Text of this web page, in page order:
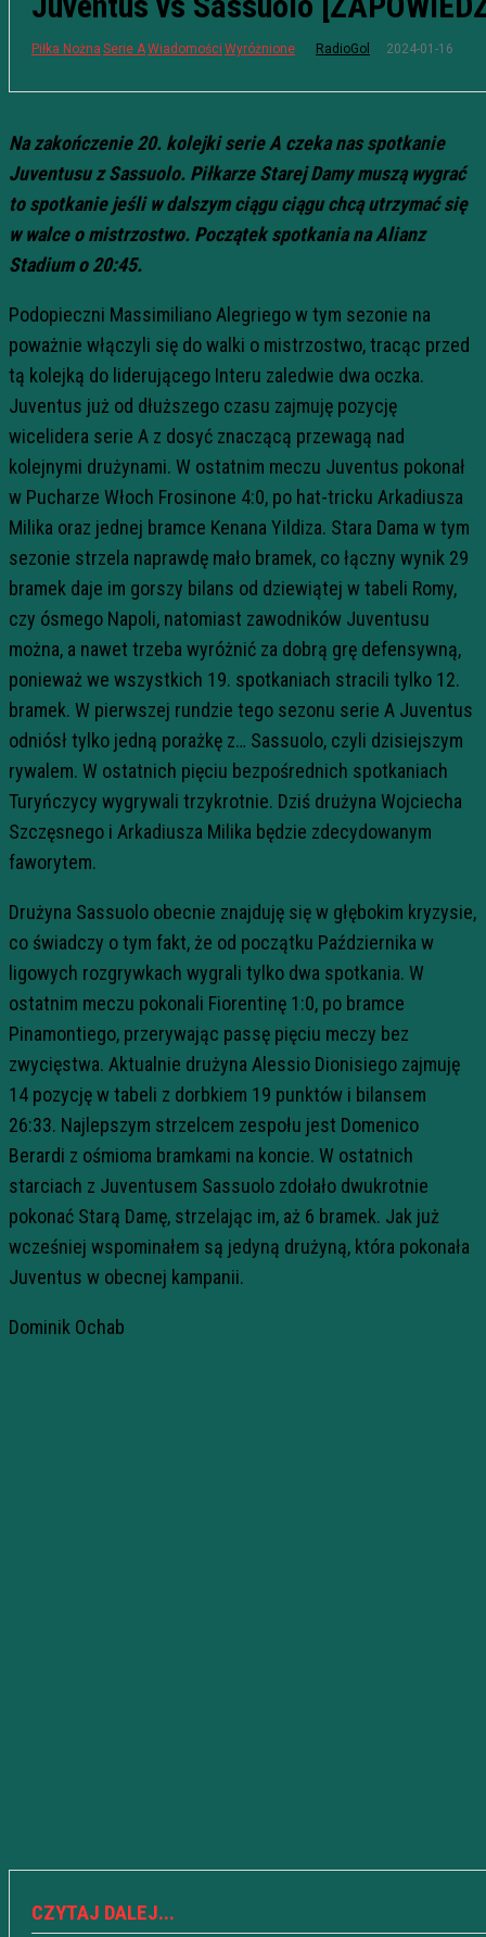
Piłka Nożna Serie AWiadomości Wyróżnione RadioGol 2024-01-16
Na zakończenie 20. kolejki serie A czeka nas spotkanie
Juventusu z Sassuolo. Piłkarze Starej Damy muszą wygrać
to spotkanie jeśli w dalszym ciągu ciągu chcą utrzymać się
w walce o mistrzostwo. Początek spotkania na Alianz
Stadium o 20:45.
Podopieczni Massimiliano Alegriego w tym sezonie na
poważnie włączyli się do walki o mistrzostwo, tracąc przed
tą kolejką do liderującego Interu zaledwie dwa oczka.
Juventus już od dłuższego czasu zajmuję pozycję
wicelidera serie A z dosyć znaczącą przewagą nad
kolejnymi drużynami. W ostatnim meczu Juventus pokonał
w Pucharze Włoch Frosinone 4:0, po hat-tricku Arkadiusza
Milika oraz jednej bramce Kenana Yildiza. Stara Dama w tym
sezonie strzela naprawdę mało bramek, co łączny wynik 29
bramek daje im gorszy bilans od dziewiątej w tabeli Romy,
czy ósmego Napoli, natomiast zawodników Juventusu
można, a nawet trzeba wyróżnić za dobrą grę defensywną,
ponieważ we wszystkich 19. spotkaniach stracili tylko 12.
bramek. W pierwszej rundzie tego sezonu serie A Juventus
odniósł tylko jedną porażkę z… Sassuolo, czyli dzisiejszym
rywalem. W ostatnich pięciu bezpośrednich spotkaniach
Turyńczycy wygrywali trzykrotnie. Dziś drużyna Wojciecha
Szczęsnego i Arkadiusza Milika będzie zdecydowanym
faworytem.
Drużyna Sassuolo obecnie znajduję się w głębokim kryzysie,
co świadczy o tym fakt, że od początku Października w
ligowych rozgrywkach wygrali tylko dwa spotkania. W
ostatnim meczu pokonali Fiorentinę 1:0, po bramce
Pinamontiego, przerywając passę pięciu meczy bez
zwycięstwa. Aktualnie drużyna Alessio Dionisiego zajmuję
14 pozycję w tabeli z dorbkiem 19 punktów i bilansem
26:33. Najlepszym strzelcem zespołu jest Domenico
Berardi z ośmioma bramkami na koncie. W ostatnich
starciach z Juventusem Sassuolo zdołało dwukrotnie
pokonać Starą Damę, strzelając im, aż 6 bramek. Jak już
wcześniej wspominałem są jedyną drużyną, która pokonała
Juventus w obecnej kampanii.
Dominik Ochab
CZYTAJ DALEJ...